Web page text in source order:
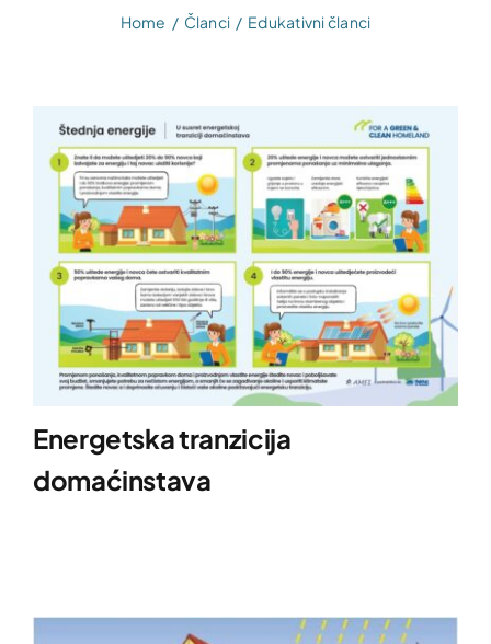
Home Članci Edukativni članci
Energetska tranzicija
domaćinstava